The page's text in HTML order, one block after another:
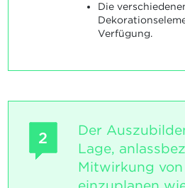
Die
Verfügung.
2
Der
Lage,
Mitwirkung